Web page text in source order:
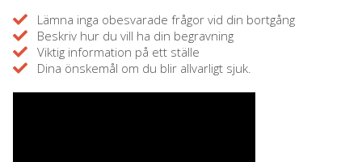
Lämna inga obesvarade frågor vid din bortgång
Beskriv hur du vill ha din begravning
Viktig information på ett ställe
Dina önskemål om du blir allvarligt sjuk.